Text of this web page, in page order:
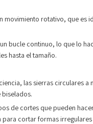
movimiento rotativo, que
bucle continuo, lo que lo
hasta el tamaño.
las sierras circulares
de cortes que pueden
para cortar formas